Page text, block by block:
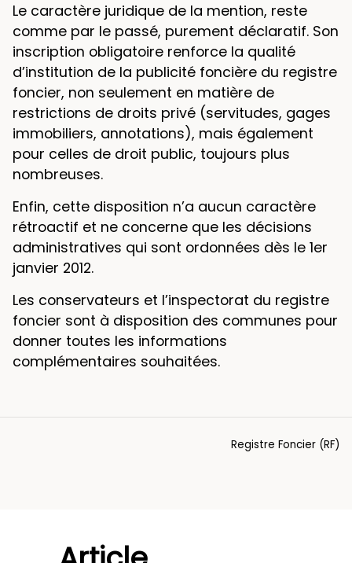
Le caractère juridique de la mention, reste
comme par le passé, purement déclaratif. Son
inscription obligatoire renforce la qualité
d’institution de la publicité foncière du registre
foncier, non seulement en matière de
restrictions de droits privé (servitudes, gages
immobiliers, annotations), mais également
pour celles de droit public, toujours plus
nombreuses.
Enfin, cette disposition n’a aucun caractère
rétroactif et ne concerne que les décisions
administratives qui sont ordonnées dès le 1er
janvier 2012.
Les conservateurs et l’inspectorat du registre
foncier sont à disposition des communes pour
donner toutes les informations
complémentaires souhaitées.
Registre Foncier (RF)